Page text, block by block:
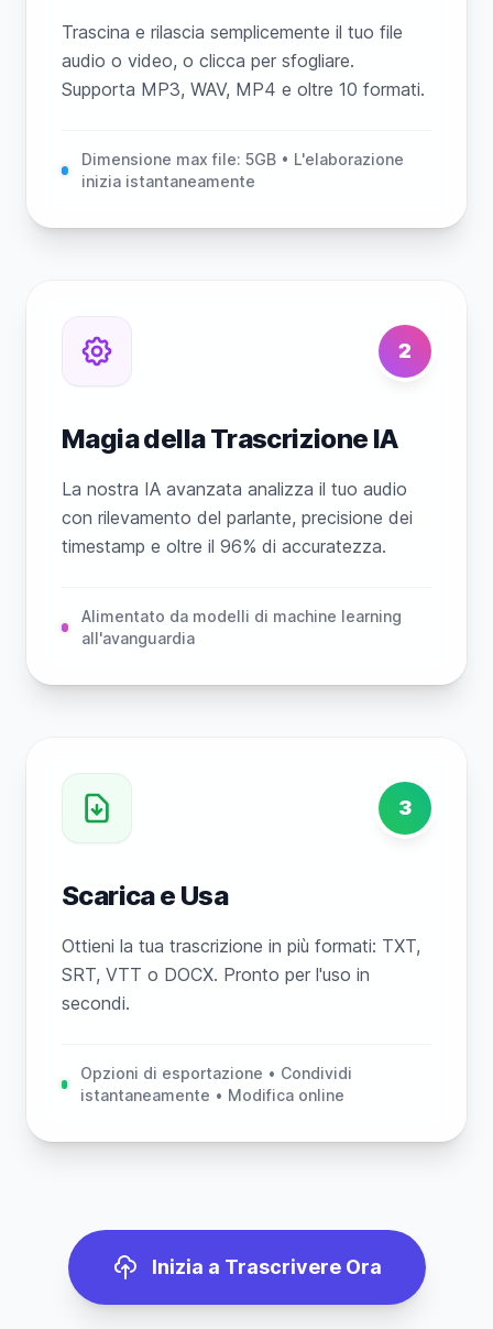
Trascina e rilascia semplicemente il tuo file
audio o video, o clicca per sfogliare.
Supporta MP3, WAV, MP4 e oltre 10 formati.
Dimensione max file: 5GB • L'elaborazione
inizia istantaneamente
2
Magia della Trascrizione IA
La nostra IA avanzata analizza il tuo audio
con rilevamento del parlante, precisione dei
timestamp e oltre il 96% di accuratezza.
Alimentato da modelli di machine learning
all'avanguardia
3
Scarica e Usa
Ottieni la tua trascrizione in più formati: TXT,
SRT, VTT o DOCX. Pronto per l'uso in
secondi.
Opzioni di esportazione • Condividi
istantaneamente • Modifica online
Inizia a Trascrivere Ora